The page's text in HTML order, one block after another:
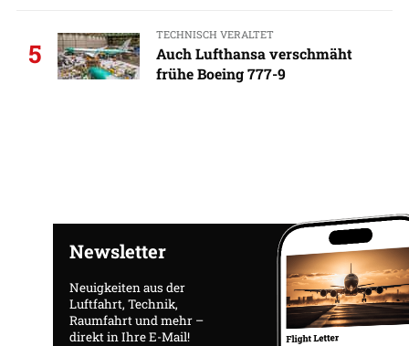
5
TECHNISCH VERALTET
Auch Lufthansa verschmäht
frühe Boeing 777-9
Newsletter
Neuigkeiten aus der
Luftfahrt, Technik,
Raumfahrt und mehr –
direkt in Ihre E-Mail!